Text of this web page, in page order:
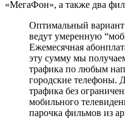
«МегаФон», а также два
Оптимальный вариант
ведут умеренную
Ежемесячная
эту сумму мы
трафика по любым
городские телефоны.
трафика без
мобильного
парочка фильмов из